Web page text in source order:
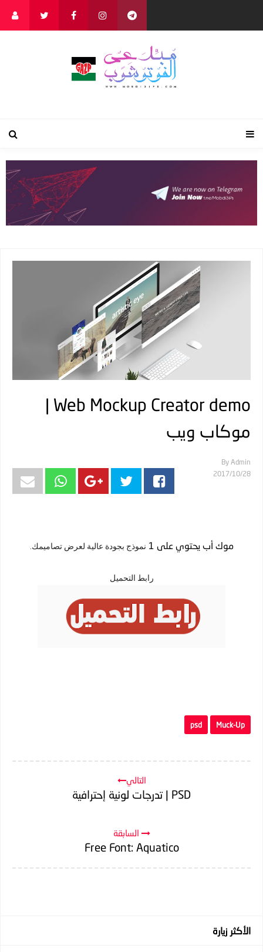
Web Mockup Creator demo |
موكاب ويب
By Admin
28‏/10‏/2017
موك أب يحتوي على 1 نموذج بجودة عالية لعرض تصاميمك.
رابط التحميل
Muck-Up
psd
التالي
PSD | تدرجات لونية إحترافية
السابقة
Free Font: Aquatico
الأكثر زيارة